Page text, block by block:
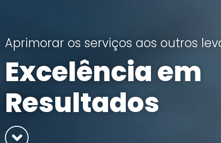
Aprimorar os serviços aos outros
Excelência em
Resultados